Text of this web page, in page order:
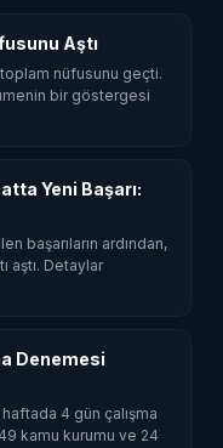
Aştı
toplam nüfusunu geçti.
bir göstergesi
Yeni Başarı:
başarıların ardından,
aştı. Detaylar
Denemesi
4 gün çalışma
kamu kurumu ve 24